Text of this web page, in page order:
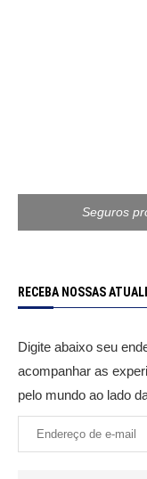
Seguros
RECEBA NOSSAS
Digite abaixo seu
acompanhar as
pelo mundo ao lado